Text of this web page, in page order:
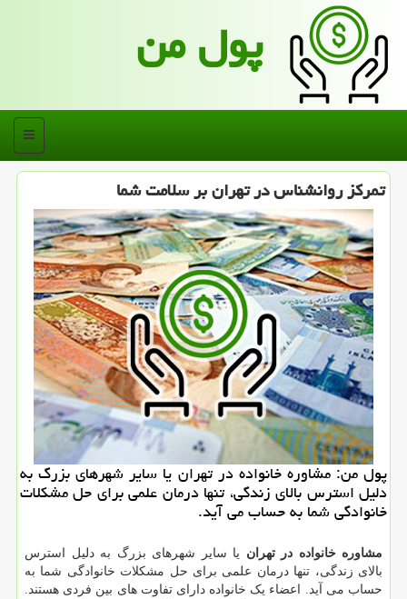
پول من
منو
تمركز روانشناس در تهران بر سلامت شما
پول من: مشاوره خانواده در تهران یا سایر شهرهای بزرگ به
دلیل استرس بالای زندگی، تنها درمان علمی برای حل مشكلات
خانوادگی شما به حساب می آید.
مشاوره خانواده در تهران یا سایر شهرهای بزرگ به دلیل استرس
بالای زندگی، تنها درمان علمی برای حل مشکلات خانوادگی شما به
حساب می آید. اعضاء یک خانواده دارای تفاوت های بین فردی هستند.